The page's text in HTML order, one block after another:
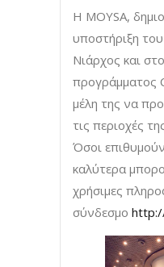
Η MOYSA,
υποστήριξη
Νιάρχος και
προγράμματος
μέλη της να
τις περιοχές
Όσοι
καλύτερα
χρήσιμες
σύνδεσμο